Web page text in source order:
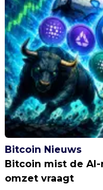
Bitcoin Nieuws
Bitcoin mist de
omzet vraagt